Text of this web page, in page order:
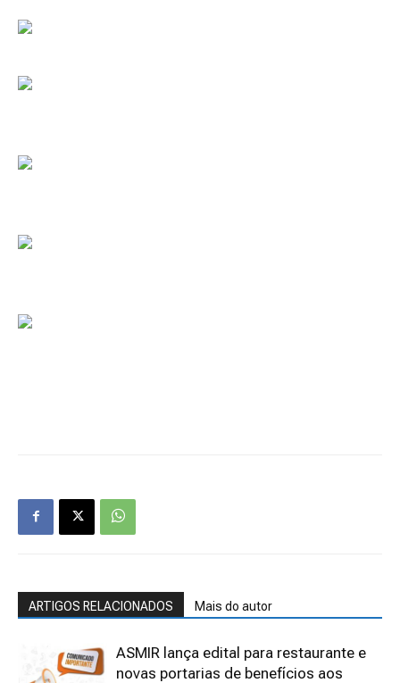
ARTIGOS RELACIONADOS Mais do autor
ASMIR lança edital para restaurante e
novas portarias de benefícios aos